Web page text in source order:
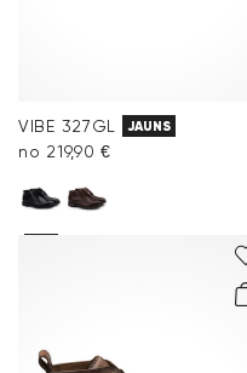
VIBE 327GL JAUNS
no 219,90 €